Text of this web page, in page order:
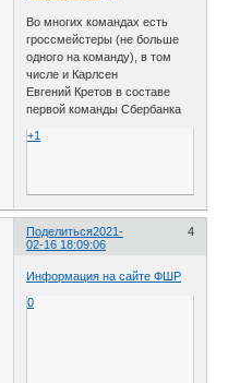
Во многих командах есть
гроссмейстеры (не больше
одного на команду), в том
числе и Карлсен
Евгений Кретов в составе
первой команды Сбербанка
+1
Поделиться 4
2021-
02-16 18:09:06
Информация на сайте ФШР
0